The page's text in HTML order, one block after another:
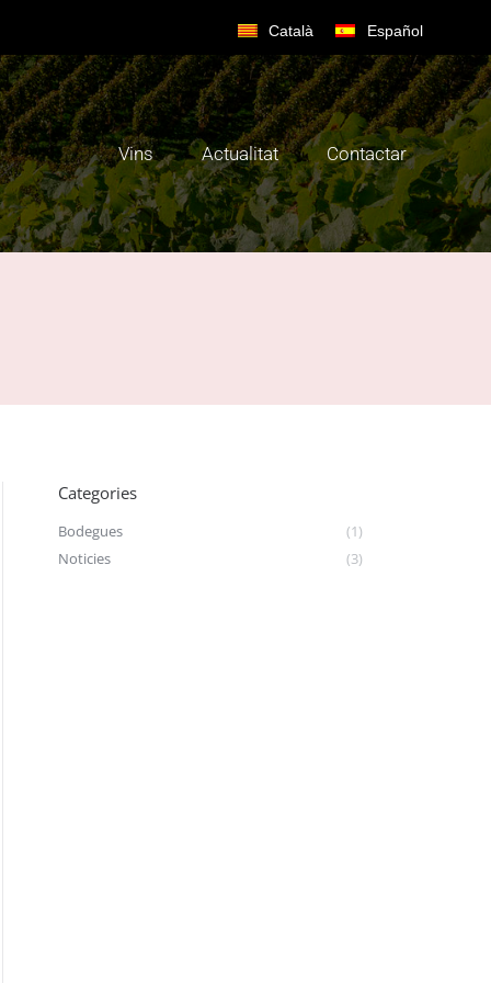
Català Español
Vins Actualitat Contactar
Categories
Bodegues
(1)
Noticies
(3)